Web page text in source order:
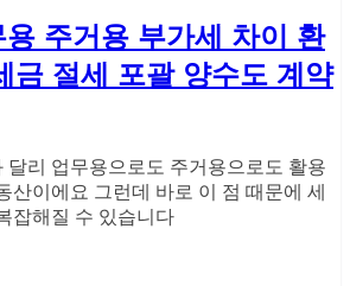
주거용 부가세 차이 환
금 절세 포괄 양수도 계약
달리 업무용으로도 주거용으로도 활용
산이에요 그런데 바로 이 점 때문에 세
잡해질 수 있습니다